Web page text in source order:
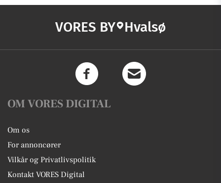
VORES BY Hvalsø
OM VORES DIGITAL
Om os
For annoncører
Vilkår og Privatlivspolitik
Kontakt VORES Digital